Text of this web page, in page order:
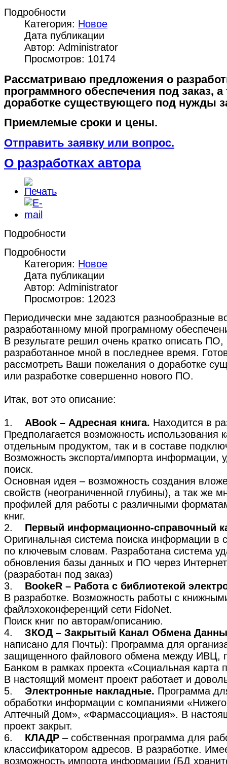
Подробности
Категория: Новое
Дата публикации
Автор: Administrator
Просмотров: 10174
Рассматриваю предложения о
программного обеспечения под заказ, а
доработке существующего под нужды
Приемлемые сроки и цены.
Отправить заявку или вопрос.
О разработках автора
Подробности
Подробности
Категория: Новое
Дата публикации
Автор: Administrator
Просмотров: 12023
Периодически мне задаются разнообразные
разработанному мной програмному
В результате решил очень кратко описать ПО,
разработанное мной в последнее время.
рассмотреть Ваши пожелания о доработке
или разработке совершенно нового ПО.
Итак, вот это описание:
1. ABook – Адресная книга. Находится в
Предполагается возможность использования
отдельным продуктом, так и в составе
Возможность экспорта/импорта информации,
поиск.
Основная идея – возможность создания
свойств (неограниченной глубины), а так же
профилей для работы с различными
книг.
2. Первый информационно-справочный
Оригинальная система поиска информации в
по ключевым словам. Разработана система
обновления базы данных и ПО через
(разработан под заказ)
3.
BookeR – Работа с библиотекой
В разработке. Возможность работы с
файлэхоконференций сети FidoNet.
Поиск книг по авторам/описанию.
4. ЗКОД – Закрытый Канал Обмена
написано для Почты): Программа для
защищенного файлового обмена между ИВЦ,
Банком в рамках проекта «Социальная карта
В настоящий момент проект работает и
5. Электронные накладные. Программа
обработки информации с компаниями
Аптечный Дом», «Фармассоциация». В
проект закрыт.
6. КЛАДР – собственная программа для
классификатором адресов. В разработке.
возможность импорта информации (БД